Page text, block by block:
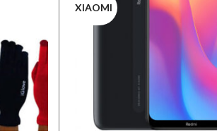
XIAOMI